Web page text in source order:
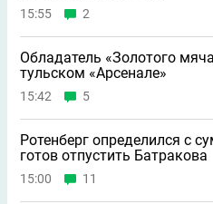
15:55 2
Обладатель «Золотого
тульском «Арсенале»
15:42 5
Ротенберг определился с
готов отпустить Батракова
15:00 11